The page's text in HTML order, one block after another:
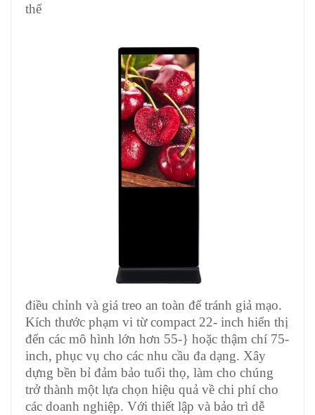
thể
điều chỉnh và giá treo an toàn để tránh giả mạo.
Kích thước phạm vi từ compact 22- inch hiển thị
đến các mô hình lớn hơn 55-} hoặc thậm chí 75-
inch, phục vụ cho các nhu cầu đa dạng. Xây
dựng bền bỉ đảm bảo tuổi thọ, làm cho chúng
trở thành một lựa chọn hiệu quả về chi phí cho
các doanh nghiệp. Với thiết lập và bảo trì dễ